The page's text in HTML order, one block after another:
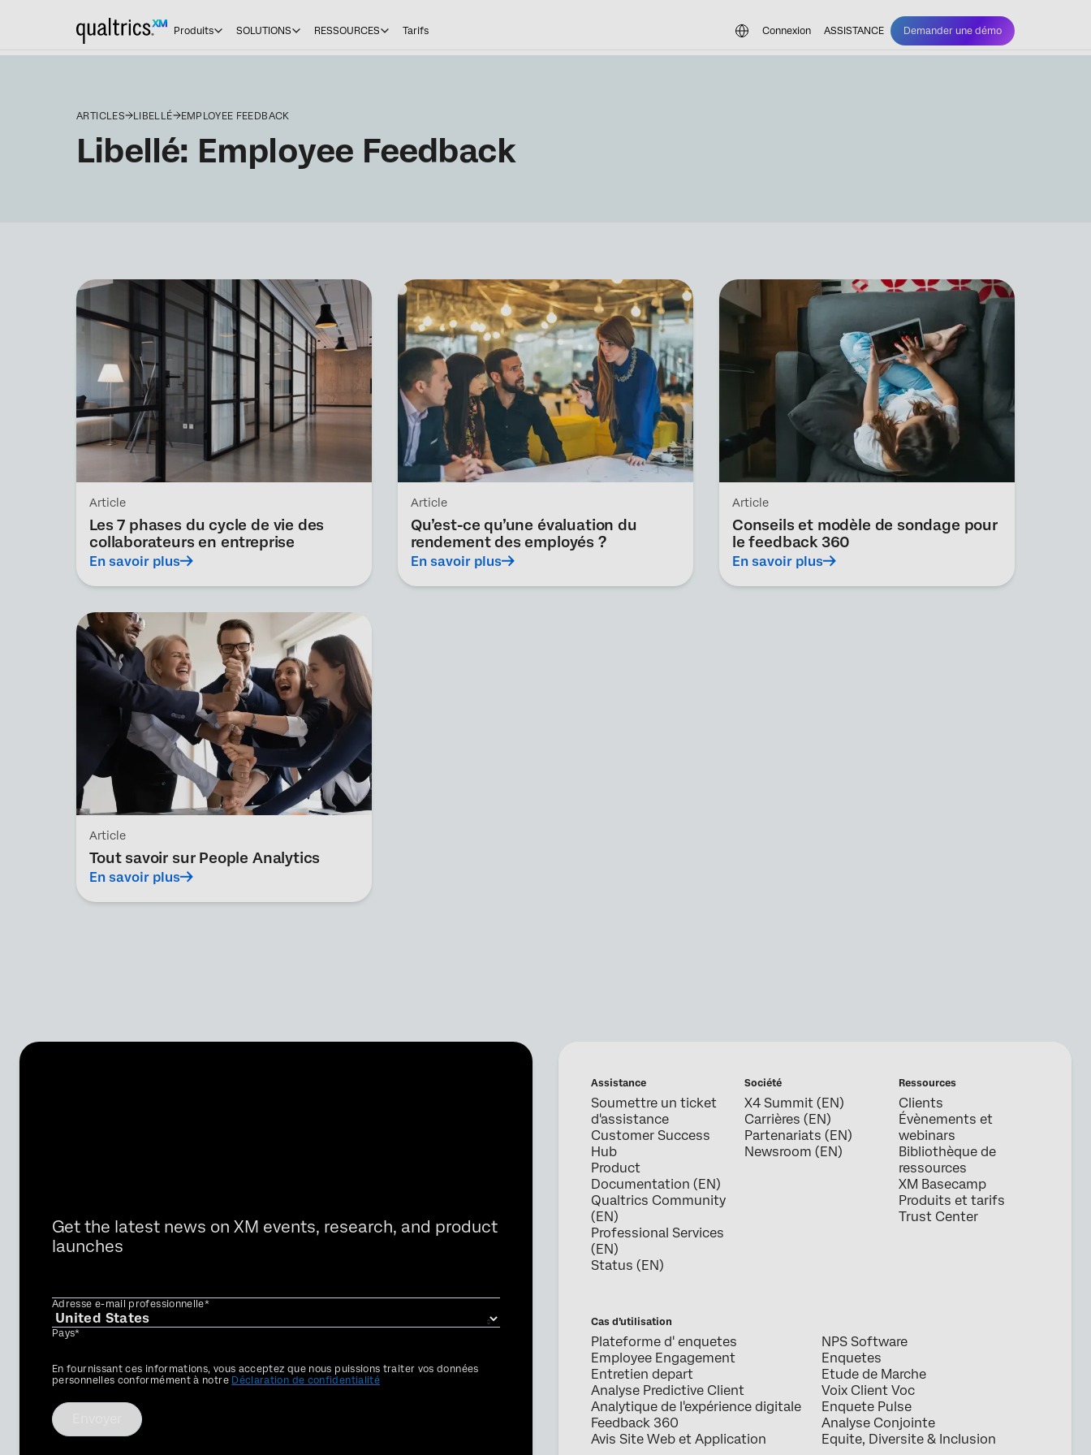
Produits SOLUTIONS RESSOURCES Tarifs Connexion ASSISTANCE Demander une démo
ARTICLES LIBELLÉ EMPLOYEE FEEDBACK
Libellé: Employee Feedback
Article
Les 7 phases du cycle de vie des
collaborateurs en entreprise
En savoir plus
Article
Qu’est-ce qu’une évaluation du
rendement des employés ?
En savoir plus
Article
Conseils et modèle de sondage pour
le feedback 360
En savoir plus
Article
Tout savoir sur People Analytics
En savoir plus
Get the latest news on XM events, research, and product
launches
Adresse e-mail professionnelle*
Pays*
Privacy
Optin
En fournissant ces informations, vous acceptez que nous puissions traiter vos données
personnelles conformément à notre Déclaration de confidentialité
Assistance
Soumettre un ticket
d'assistance
Customer Success
Hub
Product
Documentation (EN)
Qualtrics Community
(EN)
Professional Services
(EN)
Status (EN)
Société
X4 Summit (EN)
Carrières (EN)
Partenariats (EN)
Newsroom (EN)
Ressources
Clients
Évènements et
webinars
Bibliothèque de
ressources
XM Basecamp
Produits et tarifs
Trust Center
Cas d’utilisation
Plateforme d' enquetes
Employee Engagement
Entretien depart
Analyse Predictive Client
Analytique de l'expérience digitale
Feedback 360
Avis Site Web et Application
NPS Software
Enquetes
Etude de Marche
Voix Client Voc
Enquete Pulse
Analyse Conjointe
Equite, Diversite & Inclusion